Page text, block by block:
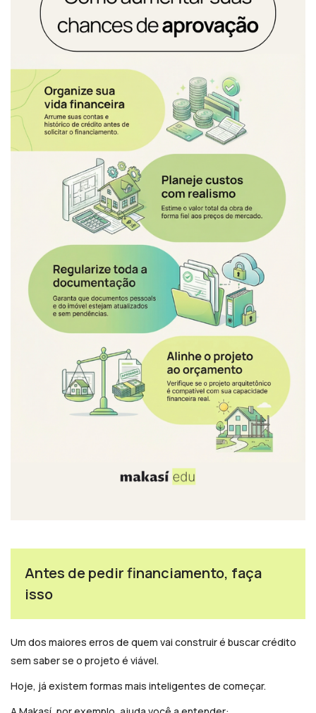
Antes de pedir financiamento, faça
isso
Um dos maiores erros de quem vai construir é buscar crédito
sem saber se o projeto é viável.
Hoje, já existem formas mais inteligentes de começar.